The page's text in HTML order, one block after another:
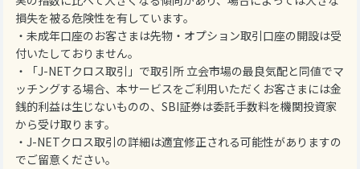
損失を被る危険性を有しています。
・未成年口座のお客さまは先物・オプション取引口座の開設は受
付いたしておりません。
・「J-NETクロス取引」で取引所 立会市場の最良気配と同値でマ
ッチングする場合、本サービスをご利用いただくお客さまには金
銭的利益は生じないものの、SBI証券は委託手数料を機関投資家
から受け取ります。
・J-NETクロス取引の詳細は適宜修正される可能性がありますの
でご留意ください。